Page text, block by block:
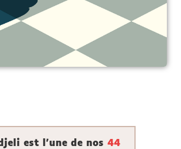
est l'une de nos 44